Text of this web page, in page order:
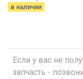
в наличии
Если у вас не
запчасть -